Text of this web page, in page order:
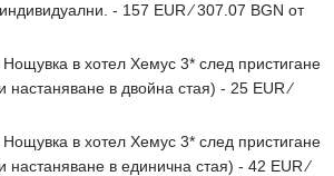
- 157 EUR ∕ 307.07 BGN от
в хотел Хемус 3* след пристигане
настаняване в двойна стая) - 25 EUR ∕
в хотел Хемус 3* след пристигане
настаняване в единична стая) - 42 EUR ∕